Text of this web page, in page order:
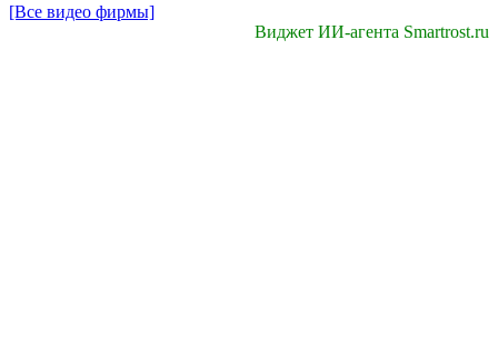
[Все видео фирмы]
Виджет ИИ-агента Smartrost.ru